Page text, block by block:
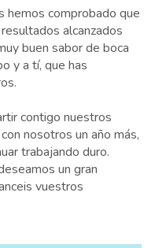
hemos comprobado que
alcanzados
buen sabor de boca
y a tí, que has
contigo nuestros
nosotros un año más,
trabajando duro.
un gran
vuestros